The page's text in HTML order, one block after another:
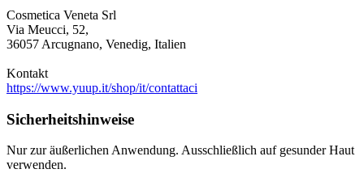
Cosmetica Veneta Srl
Via Meucci, 52,
36057 Arcugnano, Venedig, Italien
Kontakt
https://www.yuup.it/shop/it/contattaci
Sicherheitshinweise
Nur zur äußerlichen Anwendung. Ausschließlich auf gesunder Haut
verwenden.